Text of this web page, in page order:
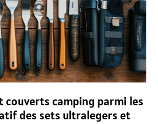
couverts camping parmi les
des sets ultralegers et